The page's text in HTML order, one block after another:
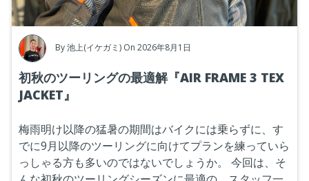
By池上(イケガミ) On 2026年8月1日
初秋のツーリングの最適解『AIR FRAME 3 TEX
JACKET』
梅雨明け以降の猛暑の期間はバイクには乗らずに、す
でに9月以降のツーリングに向けてプランを練っていら
っしゃる方も多いのではないでしょうか。
今回は、そ